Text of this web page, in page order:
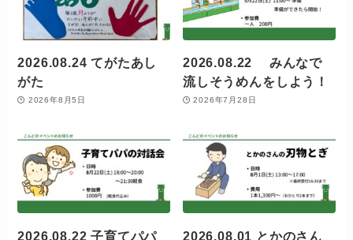
2026.08.24 てがたあし
がた
2026年8月5日
2026.08.22 みんなで
流しそうめんをしよう！
2026年7月28日
2026.08.22 子育てパパ
2026.08.01 とかのさん